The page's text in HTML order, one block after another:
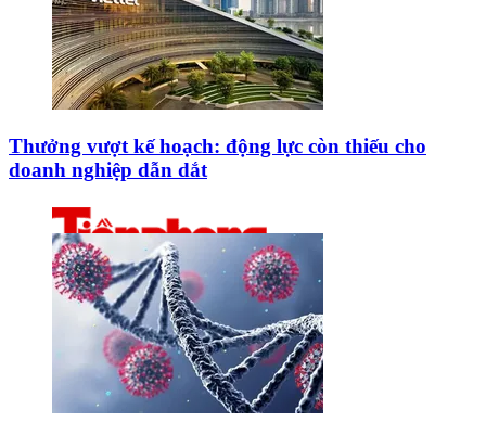
Thưởng vượt kế hoạch: động lực còn thiếu cho
doanh nghiệp dẫn dắt